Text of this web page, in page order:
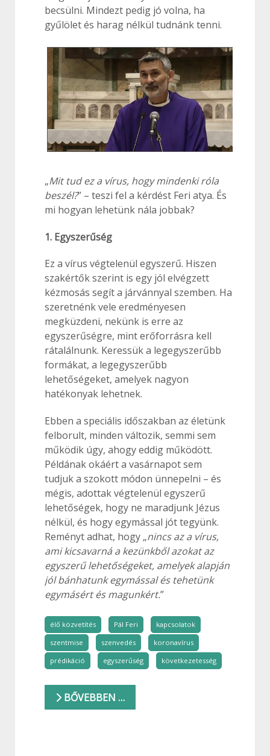
becsülni. Mindezt pedig jó volna, ha
gyűlölet és harag nélkül tudnánk tenni.
„Mit tud ez a vírus, hogy mindenki róla
beszél?” – teszi fel a kérdést Feri atya. És
mi hogyan lehetünk nála jobbak?
1. Egyszerűség
Ez a vírus végtelenül egyszerű. Hiszen
szakértők szerint is egy jól elvégzett
kézmosás segít a járvánnyal szemben. Ha
szeretnénk vele eredményesen
megküzdeni, nekünk is erre az
egyszerűségre, mint erőforrásra kell
rátalálnunk. Keressük a legegyszerűbb
formákat, a legegyszerűbb
lehetőségeket, amelyek nagyon
hatékonyak lehetnek.
Ebben a speciális időszakban az életünk
felborult, minden változik, semmi sem
működik úgy, ahogy eddig működött.
Példának okáért a vasárnapot sem
tudjuk a szokott módon ünnepelni – és
mégis, adottak végtelenül egyszerű
lehetőségek, hogy ne maradjunk Jézus
nélkül, és hogy egymással jót tegyünk.
Reményt adhat, hogy „nincs az a vírus,
ami kicsavarná a kezünkből azokat az
egyszerű lehetőségeket, amelyek alapján
jól bánhatunk egymással és tehetünk
egymásért és magunkért.”
élő közvetítés Pál Feri
kapcsolatok
szentmise
szenvedés
koronavírus
prédikáció
egyszerűség következetesség
BŐVEBBEN …